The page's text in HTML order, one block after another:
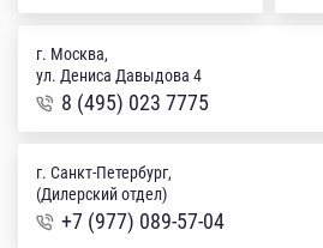
г. Москва,
ул. Дениса Давыдова 4
8 (495) 023 7775
г. Санкт-Петербург,
(Дилерский отдел)
+7 (977) 089-57-04